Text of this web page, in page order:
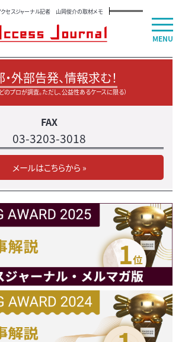
クセスジャーナル記者 山岡俊介の取材メモ
外部告発、情報求む！
のプロが調査。ただし、公益性あるケースに限る）
FAX
03-3203-3018
メールはこちらから »
MENU